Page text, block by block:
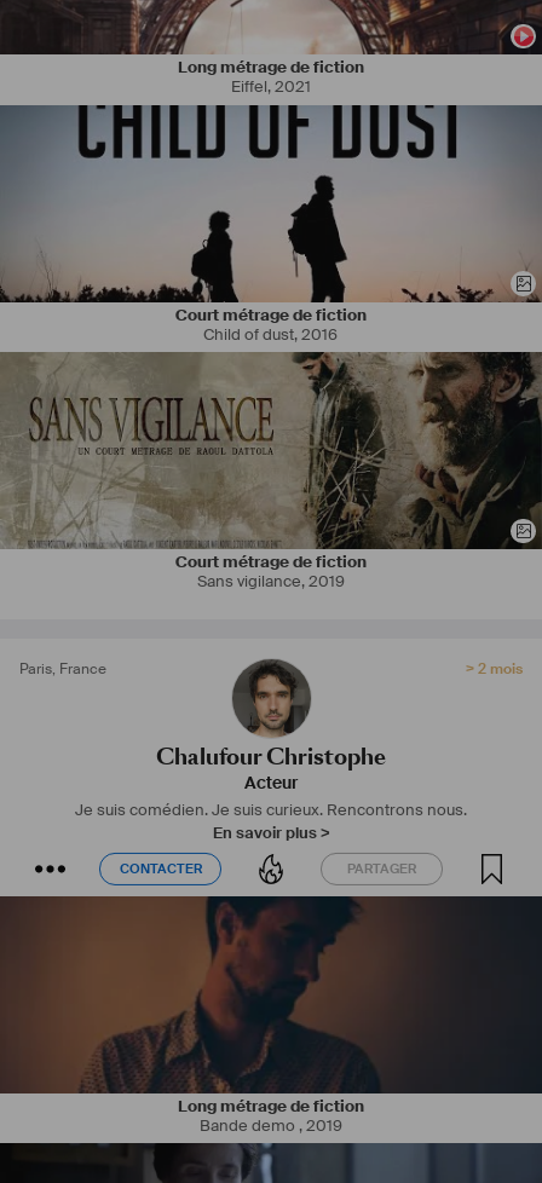
Long métrage de fiction
Eiffel,2021
Court métrage de fiction
Child of dust,2016
Court métrage de fiction
Sans vigilance,2019
Paris, France > 2 mois
Chalufour Christophe
Acteur
Je suis comédien. Je suis curieux. Rencontrons nous.
En savoir plus >
J'ai tourné pour le cinéma (Je promets d'être sage réalisation Ronan
Le page et Casting Sauvage réalisation Galaad Hemsi) la télévision
(un village français, le voyageur, capitaine Marleau, Céleste et Mr
Proust, la vie au temps des cowboys...) et au théâtre dans des
créations ( théâtre du rond point, Théâtre lepic...)
comedien#jeu rencontres
CONTACTER PARTAGER
CONTACTER PARTAGER
Long métrage de fiction
Bande demo ,2019